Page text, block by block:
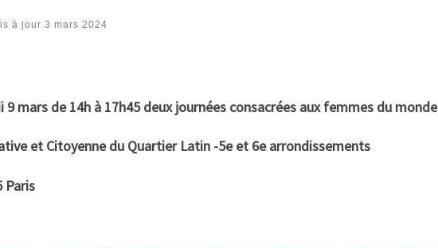
à jour 3 mars 2024
9 mars de 14h à 17h45 deux journées consacrées aux femmes du monde
et Citoyenne du Quartier Latin -5e et 6e arrondissements
Paris